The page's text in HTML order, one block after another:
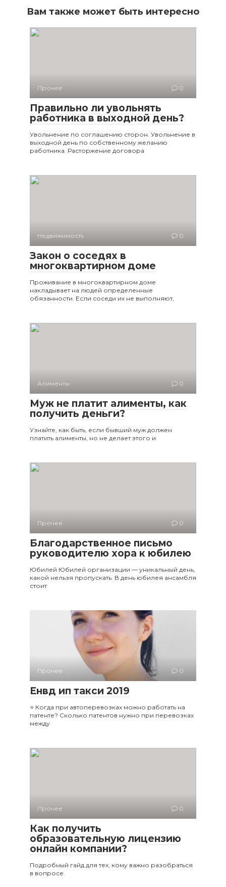
Вам также может быть интересно
Прочее 0
Правильно ли увольнять
работника в выходной день?
Увольнение по соглашению сторон. Увольнение в
выходной день по собственному желанию
работника. Расторжение договора
Недвижимость 0
Закон о соседях в
многоквартирном доме
Проживание в многоквартирном доме
накладывает на людей определенные
обязанности. Если соседи их не выполняют,
Алименты 0
Муж не платит алименты, как
получить деньги?
Узнайте, как быть, если бывший муж должен
платить алименты, но не делает этого и
Прочее 0
Благодарственное письмо
руководителю хора к юбилею
Юбилей Юбилей организации — уникальный день,
какой нельзя пропускать. В день юбилея ансамбля
стоит
Прочее 0
Енвд ип такси 2019
⭐ Когда при автоперевозках можно работать на
патенте? Сколько патентов нужно при перевозках
между
Прочее 0
Как получить
образовательную лицензию
онлайн компании?
Подробный гайд для тех, кому важно разобраться
в вопросе.